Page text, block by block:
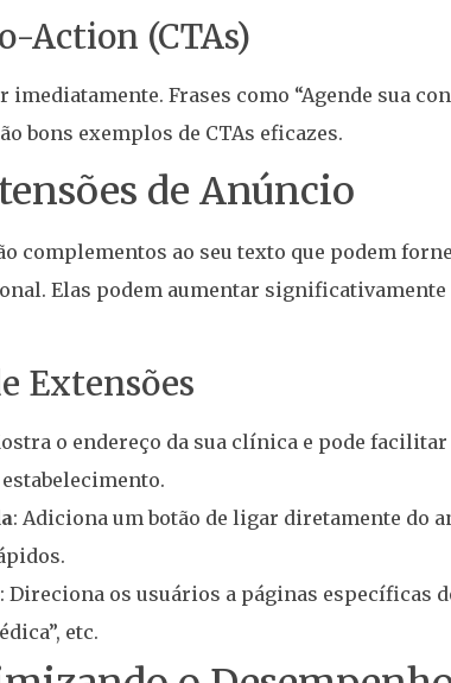
Action (CTAs)
Frases como “Agende sua
bons exemplos de CTAs eficazes.
de Anúncio
complementos ao seu texto que podem
Elas podem aumentar significativamente
Extensões
o endereço da sua clínica e pode
: Adiciona um botão de ligar diretamente do
: Direciona os usuários a páginas específicas
etc.